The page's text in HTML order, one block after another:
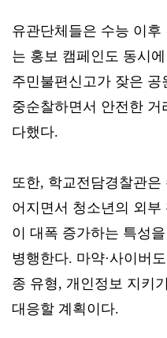
유관단체들은 수능 이
는 홍보 캠페인도 동시
주민불편신고가 잦은 공
중순찰하면서 안전한
다했다.
또한, 학교전담경찰관은
어지면서 청소년의 외
이 대폭 증가하는 특성
병행한다. 마약·사이버
종 유형, 개인정보 지키
대응할 계획이다.